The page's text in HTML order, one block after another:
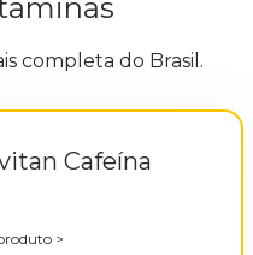
completa do Brasil.
Cafeína
>